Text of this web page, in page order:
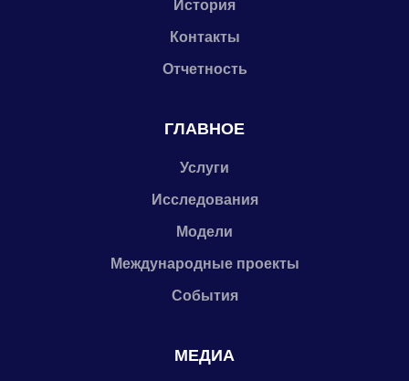
История
Контакты
Отчетность
ГЛАВНОЕ
Услуги
Исследования
Модели
Международные проекты
События
МЕДИА